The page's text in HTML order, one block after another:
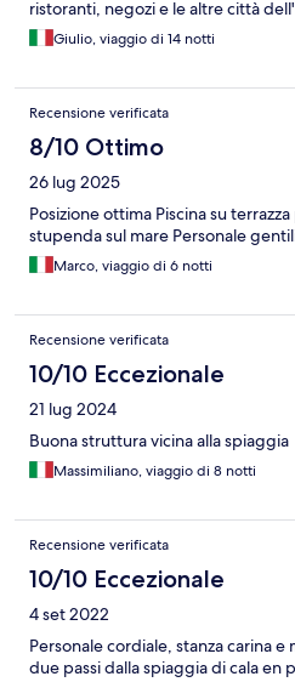
ristoranti, negozi e le altre città
Giulio, viaggio di 14 notti
Recensione verificata
8/10 Ottimo
26 lug 2025
Posizione ottima Piscina su
stupenda sul mare Personale
Marco, viaggio di 6 notti
Recensione verificata
10/10 Eccezionale
21 lug 2024
Buona struttura vicina alla spiaggia
Massimiliano, viaggio di 8 notti
Recensione verificata
10/10 Eccezionale
4 set 2022
Personale cordiale, stanza carina
due passi dalla spiaggia di cala en